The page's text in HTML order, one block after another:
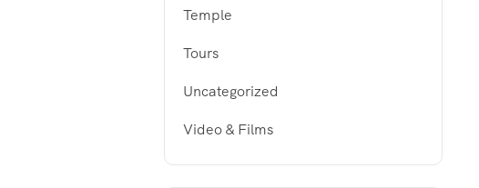
Temple
Tours
Uncategorized
Video & Films